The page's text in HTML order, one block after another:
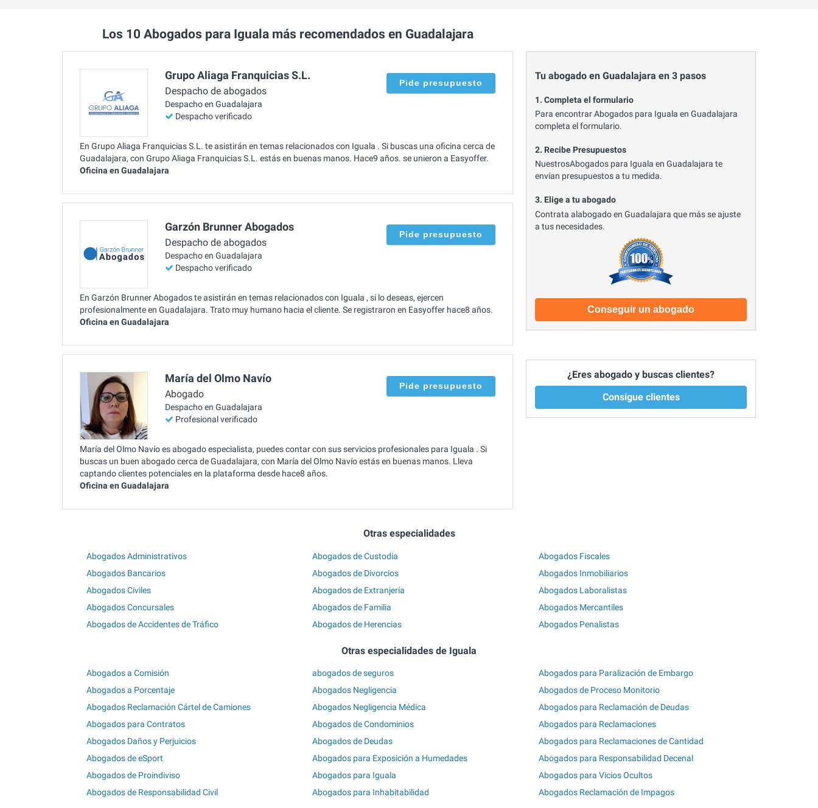
Los 10 Abogados para Iguala más recomendados en Guadalajara
Grupo Aliaga Franquicias S.L.
Despacho de abogados
Despacho en Guadalajara
Despacho verificado
Pide presupuesto
En Grupo Aliaga Franquicias S.L. te asistirán en temas relacionados con Iguala . Si buscas una oficina cerca de
Guadalajara, con Grupo Aliaga Franquicias S.L. estás en buenas manos. Hace9 años. se unieron a Easyoffer.
Oficina en Guadalajara
Garzón Brunner Abogados
Despacho de abogados
Despacho en Guadalajara
Despacho verificado
Pide presupuesto
En Garzón Brunner Abogados te asistirán en temas relacionados con Iguala , si lo deseas, ejercen
profesionalmente en Guadalajara. Trato muy humano hacia el cliente. Se registraron en Easyoffer hace8 años.
Oficina en Guadalajara
María del Olmo Navío
Abogado
Despacho en Guadalajara
Profesional verificado
Pide presupuesto
María del Olmo Navío es abogado especialista, puedes contar con sus servicios profesionales para Iguala . Si
buscas un buen abogado cerca de Guadalajara, con María del Olmo Navío estás en buenas manos. Lleva
captando clientes potenciales en la plataforma desde hace8 años.
Oficina en Guadalajara
Tu abogado en Guadalajara en 3 pasos
1. Completa el formulario
Para encontrar Abogados para Iguala en Guadalajara
completa el formulario.
2. Recibe Presupuestos
NuestrosAbogados para Iguala en Guadalajara te
envían presupuestos a tu medida.
3. Elige a tu abogado
Contrata alabogado en Guadalajara que más se ajuste
a tus necesidades.
Conseguir un abogado
¿Eres abogado y buscas clientes?
Consigue clientes
Otras especialidades
Abogados Administrativos
Abogados Bancarios
Abogados Civiles
Abogados Concursales
Abogados de Accidentes de Tráfico
Abogados de Custodia
Abogados de Divorcios
Abogados de Extranjería
Abogados de Familia
Abogados de Herencias
Abogados Fiscales
Abogados Inmobiliarios
Abogados Laboralistas
Abogados Mercantiles
Abogados Penalistas
Otras especialidades de Iguala
Abogados a Comisión
Abogados a Porcentaje
Abogados Reclamación Cártel de Camiones
Abogados para Contratos
Abogados Daños y Perjuicios
Abogados de eSport
Abogados de Proindiviso
Abogados de Responsabilidad Civil
abogados de seguros
Abogados Negligencia
Abogados Negligencia Médica
Abogados de Condominios
Abogados de Deudas
Abogados para Exposición a Humedades
Abogados para Iguala
Abogados para Inhabitabilidad
Abogados para Paralización de Embargo
Abogados de Proceso Monitorio
Abogados para Reclamación de Deudas
Abogados para Reclamaciones
Abogados para Reclamaciones de Cantidad
Abogados para Responsabilidad Decenal
Abogados para Vicios Ocultos
Abogados Reclamación de Impagos